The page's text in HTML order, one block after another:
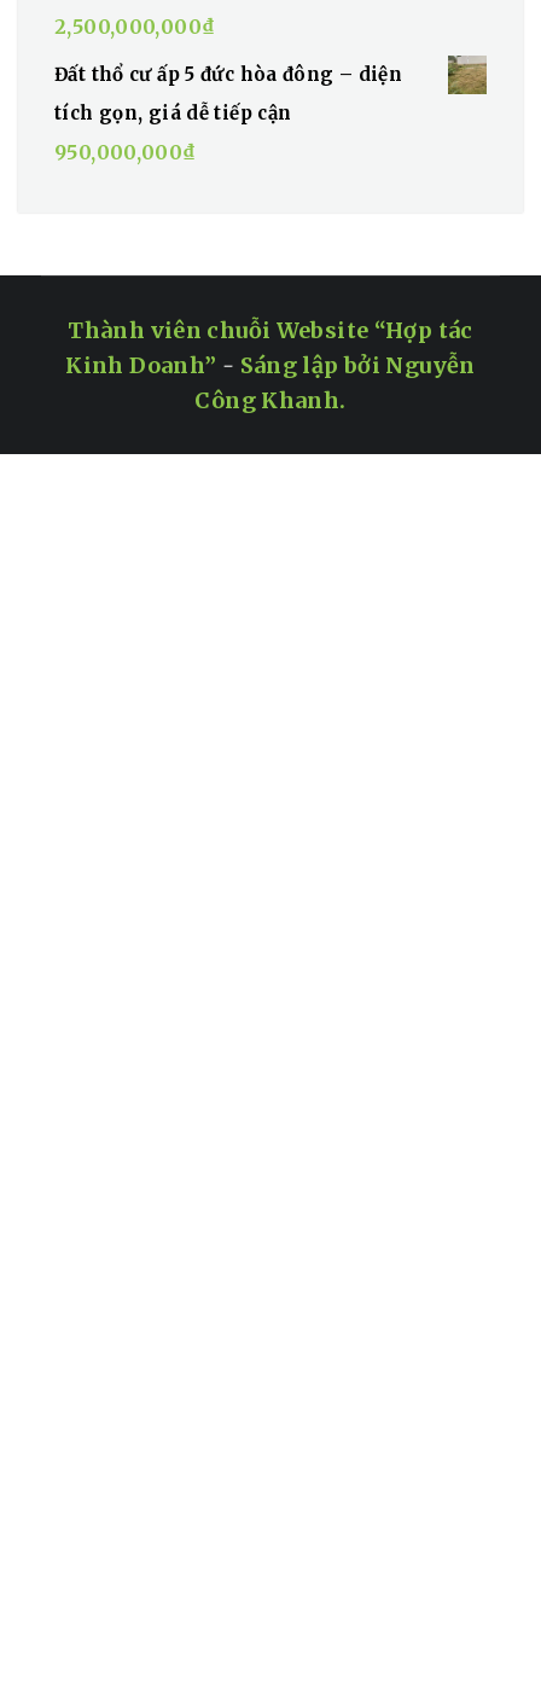
2,500,000,000₫
Đất thổ cư ấp 5 đức hòa đông – diện
tích gọn, giá dễ tiếp cận
950,000,000₫
Thành viên chuỗi Website “Hợp tác
Kinh Doanh” - Sáng lập bởi Nguyễn
Công Khanh.